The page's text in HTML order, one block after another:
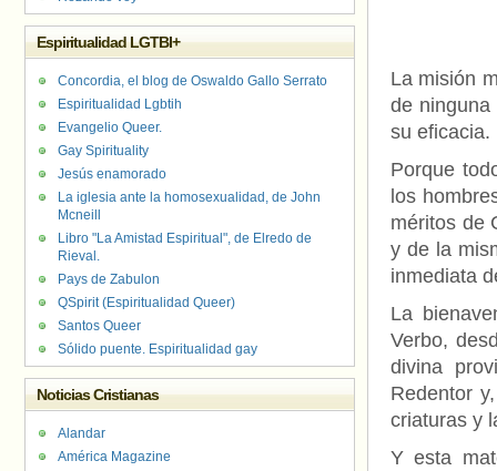
La misión
de
su eficacia.
Porque
los
méritos de
y de la
inmediata
La
Verbo,
divina
Redentor
criaturas y
Y esta
Espiritualidad LGTBI+
Concordia, el blog de Oswaldo Gallo Serrato
Espiritualidad Lgbtih
Evangelio Queer.
Gay Spirituality
Jesús enamorado
La iglesia ante la homosexualidad, de John
Mcneill
Libro "La Amistad Espiritual", de Elredo de
Rieval.
Pays de Zabulon
QSpirit (Espiritualidad Queer)
Santos Queer
Sólido puente. Espiritualidad gay
Noticias Cristianas
Alandar
América Magazine